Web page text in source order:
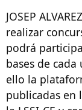
JOSEP
realizar
podrá
bases de
ello la
publicadas en